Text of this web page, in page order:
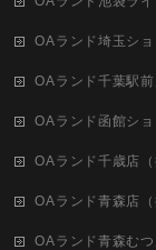
OAランド埼玉シ
OAランド千葉駅
OAランド函館ショ
OAランド千歳店（
OAランド青森店（
OAランド青森むつ